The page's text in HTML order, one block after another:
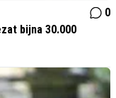
0
bijna 30.000